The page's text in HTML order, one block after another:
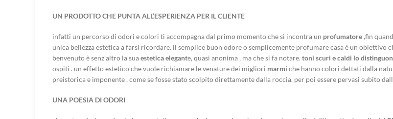
UN PRODOTTO CHE PUNTA ALL’ESPERIENZA PER IL CLIENTE
infatti un percorso di odori e colori ti accompagna dal primo momento che si incontra un profumatore ,fin
unica bellezza estetica a farsi ricordare. il semplice buon odore o semplicemente profumare casa è un obiettivo
benvenuto è senz’altro la suaestetica elegante, quasi anonima , ma che si fa notare. toni scuri e caldi lo
ospiti . un effetto estetico che vuole richiamare le venature dei migliori marmi che hanno colori dettati dalla
preistorica e imponente . come se fosse stato scolpito direttamente dalla roccia. per poi essere pervasi subito
UNA POESIA DI ODORI